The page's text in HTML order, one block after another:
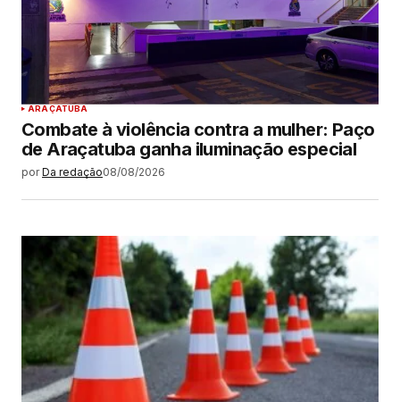
ARAÇATUBA
Combate à violência contra a mulher: Paço
de Araçatuba ganha iluminação especial
por Da redação08/08/2026